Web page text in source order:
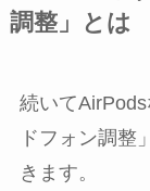
調整」とは
続いて
ドフォン調整
きます。